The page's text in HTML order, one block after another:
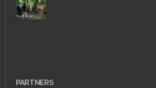
PARTNERS